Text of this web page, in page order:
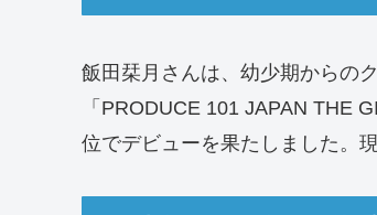
飯田栞月さんは、幼少期からの
「PRODUCE 101 JAPAN THE
位でデビューを果たしました。